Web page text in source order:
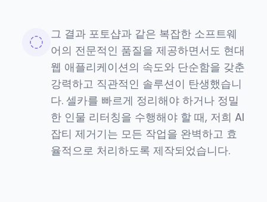
그 결과 포토샵과 같은 복잡한 소프트웨
어의 전문적인 품질을 제공하면서도 현대
웹 애플리케이션의 속도와 단순함을 갖춘
강력하고 직관적인 솔루션이 탄생했습니
다. 셀카를 빠르게 정리해야 하거나 정밀
한 인물 리터칭을 수행해야 할 때, 저희 AI
잡티 제거기는 모든 작업을 완벽하고 효
율적으로 처리하도록 제작되었습니다.